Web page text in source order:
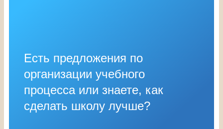
Есть предложения по
организации учебного
процесса или знаете, как
сделать школу лучше?